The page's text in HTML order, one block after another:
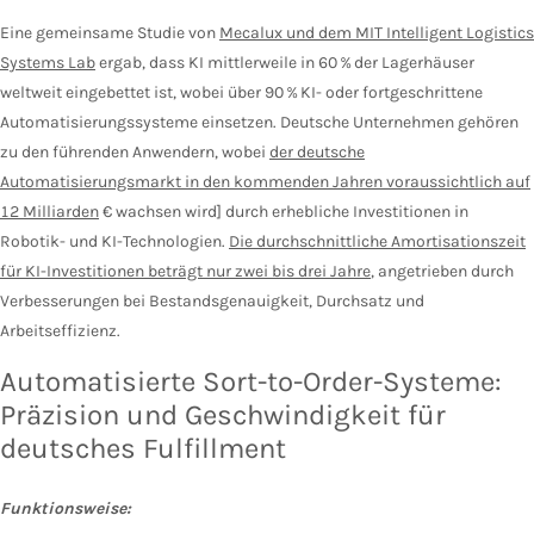
Eine gemeinsame Studie von Mecalux und dem MIT Intelligent Logistics
Systems Labergab, dass KI mittlerweile in 60 % der Lagerhäuser
weltweit eingebettet ist, wobei über 90 % KI- oder fortgeschrittene
Automatisierungssysteme einsetzen. Deutsche Unternehmen gehören
zu den führenden Anwendern, wobei der deutsche
Automatisierungsmarkt in den kommenden Jahren voraussichtlich auf
12 Milliarden€ wachsen wird] durch erhebliche Investitionen in
Robotik- und KI-Technologien. Die durchschnittliche Amortisationszeit
für KI-Investitionen beträgt nur zwei bis drei Jahre, angetrieben durch
Verbesserungen bei Bestandsgenauigkeit, Durchsatz und
Arbeitseffizienz.
Automatisierte Sort-to-Order-Systeme:
Präzision und Geschwindigkeit für
deutsches Fulfillment
Funktionsweise: